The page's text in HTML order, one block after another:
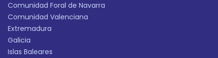
Comunidad Foral de Navarra
Comunidad Valenciana
Extremadura
Galicia
Islas Baleares